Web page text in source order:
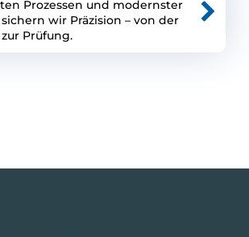
Prozessen und modernster
wir Präzision – von der
Prüfung.